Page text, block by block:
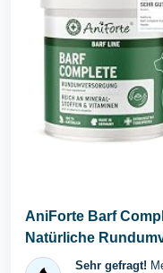
AniForte Barf
Natürliche
Zusatz beim...Sehr gefragt!